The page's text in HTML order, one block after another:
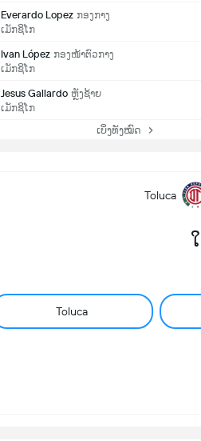
Everardo Lopez ກອງກາງ
ເມັກຊິໂກ
Ivan López ກອງໜ້າຕົວກາງ
ເມັກຊິໂກ
Jesus Gallardo ຫຼັງຊ້າຍ
ເມັກຊິໂກ
ເບິ່ງທັງໝົດ
Toluca
Toluca